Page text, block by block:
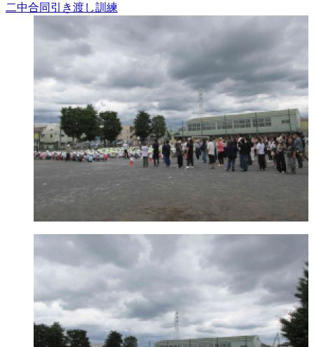
二中合同引き渡し訓練